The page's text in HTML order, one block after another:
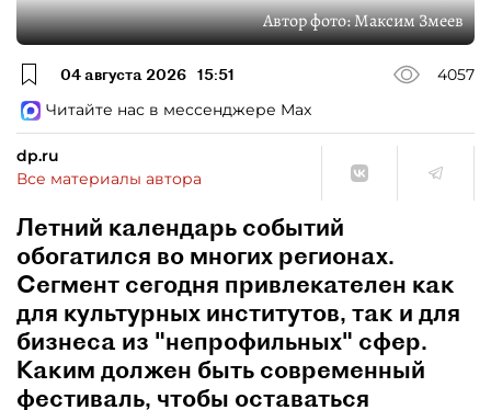
Автор фото:Максим Змеев
04 августа 2026 15:51
4057
Читайте нас в мессенджере Max
dp.ru
Все материалы автора
Летний календарь событий
обогатился во многих регионах.
Сегмент сегодня привлекателен как
для культурных институтов, так и для
бизнеса из "непрофильных" сфер.
Каким должен быть современный
фестиваль, чтобы оставаться